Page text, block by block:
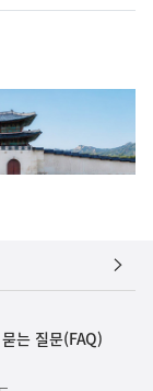
는 질문(FAQ)